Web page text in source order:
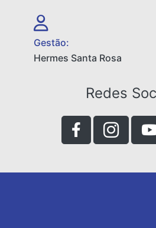
Gestão:
Hermes Santa Rosa
Redes